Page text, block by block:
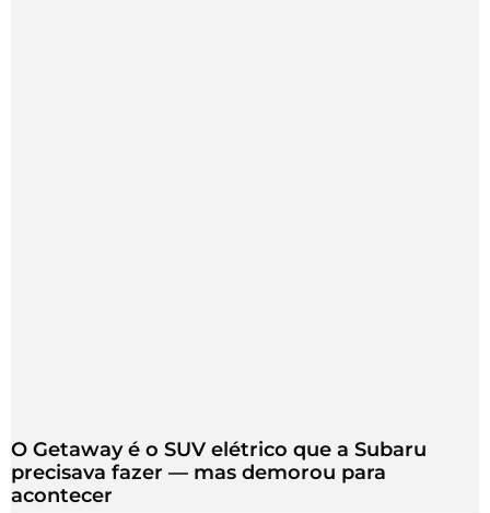
O Getaway é o SUV elétrico que a Subaru
precisava fazer — mas demorou para
acontecer